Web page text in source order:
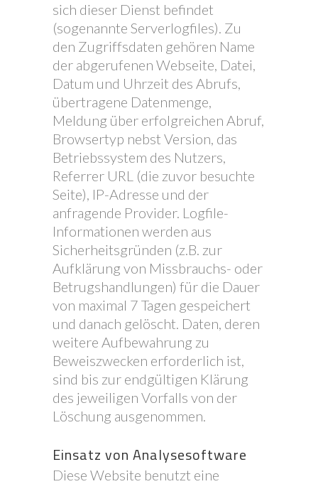
sich dieser Dienst befindet
(sogenannte Serverlogfiles). Zu
den Zugriffsdaten gehören Name
der abgerufenen Webseite, Datei,
Datum und Uhrzeit des Abrufs,
übertragene Datenmenge,
Meldung über erfolgreichen Abruf,
Browsertyp nebst Version, das
Betriebssystem des Nutzers,
Referrer URL (die zuvor besuchte
Seite), IP-Adresse und der
anfragende Provider. Logfile-
Informationen werden aus
Sicherheitsgründen (z.B. zur
Aufklärung von Missbrauchs- oder
Betrugshandlungen) für die Dauer
von maximal 7 Tagen gespeichert
und danach gelöscht. Daten, deren
weitere Aufbewahrung zu
Beweiszwecken erforderlich ist,
sind bis zur endgültigen Klärung
des jeweiligen Vorfalls von der
Löschung ausgenommen.
Einsatz von Analysesoftware
Diese Website benutzt eine